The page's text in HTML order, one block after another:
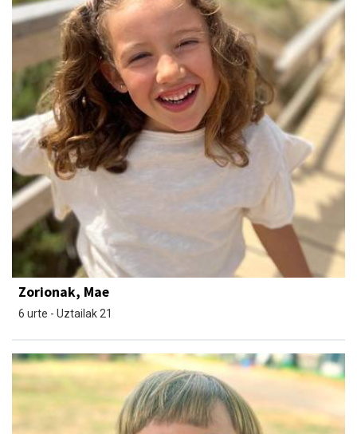
Zorionak, Mae
6 urte - Uztailak 21